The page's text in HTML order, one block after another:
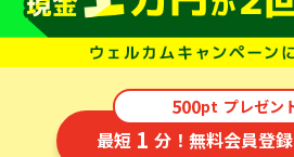
500pt プレゼン
最短 1 分！無料会員登